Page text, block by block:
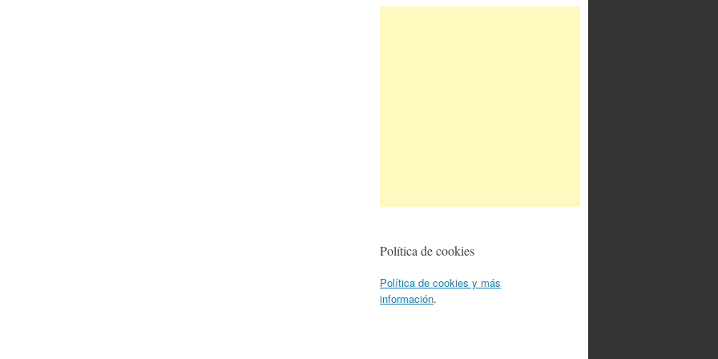
Política de cookies
Política de cookies y más
información.